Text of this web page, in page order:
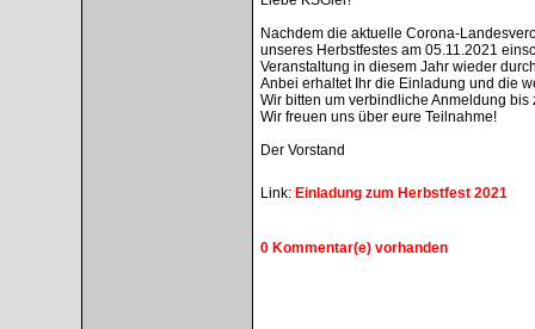
Nachdem die aktuelle Corona-
unseres Herbstfestes am 05.11.2021
Veranstaltung in diesem Jahr wieder
Anbei erhaltet Ihr die Einladung und die
Wir bitten um verbindliche Anmeldung bis
Wir freuen uns über eure Teilnahme!
Der Vorstand
Link: Einladung zum Herbstfest 2021
0 Kommentar(e) vorhanden